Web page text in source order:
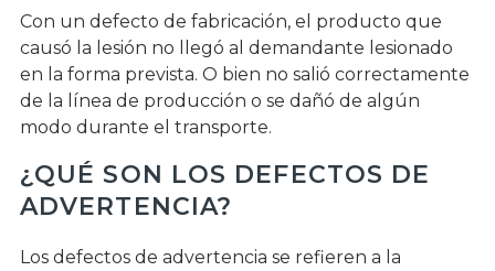
Con un defecto de fabricación, el producto que
causó la lesión no llegó al demandante lesionado
en la forma prevista. O bien no salió correctamente
de la línea de producción o se dañó de algún
modo durante el transporte.
¿QUÉ SON LOS DEFECTOS DE
ADVERTENCIA?
Los defectos de advertencia se refieren a la